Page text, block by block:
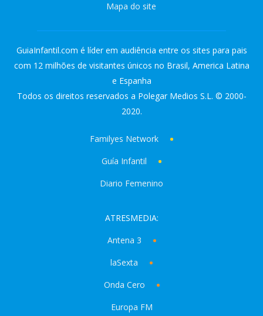
Mapa do site
GuiaInfantil.com é líder em audiência entre os sites para pais
com 12 milhões de visitantes únicos no Brasil, America Latina
e Espanha
Todos os direitos reservados a Polegar Medios S.L. © 2000-
2020.
Familyes Network
Guía Infantil
Diario Femenino
ATRESMEDIA:
Antena 3
laSexta
Onda Cero
Europa FM